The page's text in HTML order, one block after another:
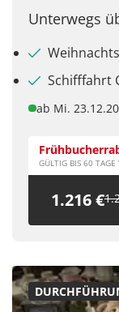
Unterwegs
Schifffahrt
ab Mi.
GÜLTIG BIS 60 TAGE
1.216 €